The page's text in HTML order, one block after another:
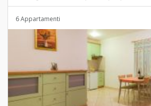
6 Appartamenti